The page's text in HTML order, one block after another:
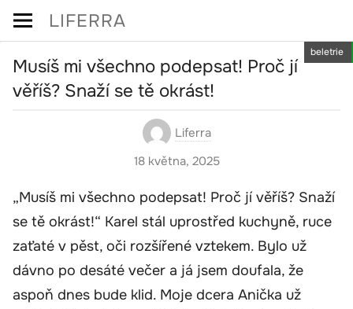
Skip
LIFERRA
beletrie
Musíš mi všechno podepsat! Proč jí
věříš? Snaží se tě okrást!
Liferra
18 května, 2025
„Musíš mi všechno podepsat! Proč jí věříš? Snaží
se tě okrást!“ Karel stál uprostřed kuchyně, ruce
zaťaté v pěst, oči rozšířené vztekem. Bylo už
dávno po desáté večer a já jsem doufala, že
aspoň dnes bude klid. Moje dcera Anička už